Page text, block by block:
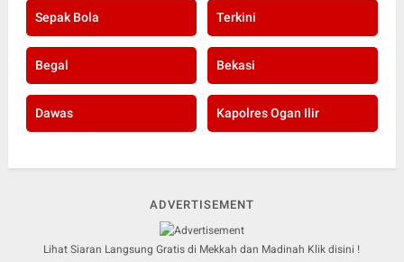
Sepak Bola Terkini
Begal Bekasi
Dawas Kapolres Ogan Ilir
ADVERTISEMENT
Lihat Siaran Langsung Gratis di Mekkah dan Madinah Klik disini !